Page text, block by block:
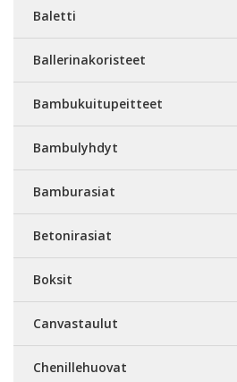
Baletti
Ballerinakoristeet
Bambukuitupeitteet
Bambulyhdyt
Bamburasiat
Betonirasiat
Boksit
Canvastaulut
Chenillehuovat